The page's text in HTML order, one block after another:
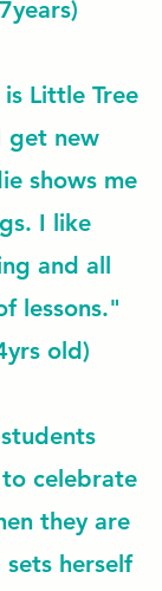
Little Tree
get new
shows me
I like
and all
lessons."
old)
celebrate
they are
herself